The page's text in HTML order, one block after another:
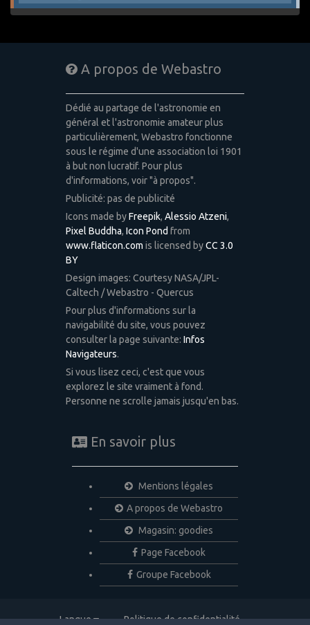
A propos de Webastro
Dédié au partage de l'astronomie en
général et l'astronomie amateur plus
particulièrement, Webastro fonctionne
sous le régime d'une association loi 1901
à but non lucratif. Pour plus
d'informations, voir "à propos".
Publicité: pas de publicité
Icons made byFreepik, Alessio Atzeni,
Pixel Buddha, Icon Pond from
www.flaticon.com is licensed byCC 3.0
BY
Design images: Courtesy NASA/JPL-
Caltech / Webastro - Quercus
Pour plus d'informations sur la
navigabilité du site, vous pouvez
consulter la page suivante: Infos
Navigateurs.
Si vous lisez ceci, c'est que vous
explorez le site vraiment à fond.
Personne ne scrolle jamais jusqu'en bas.
En savoir plus
Mentions légales
A propos de Webastro
Magasin: goodies
Page Facebook
Groupe Facebook
Langue Politique de confidentialité